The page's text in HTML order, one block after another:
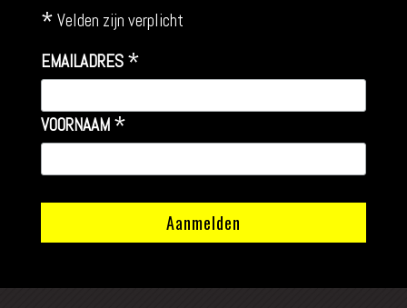
* Velden zijn verplicht
EMAILADRES *
VOORNAAM *